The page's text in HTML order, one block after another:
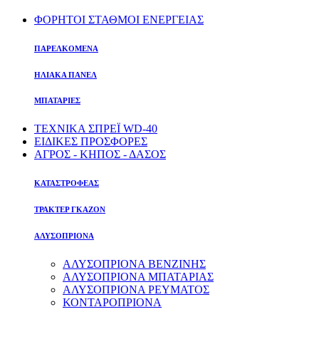
ΦΟΡΗΤΟΙ ΣΤΑΘΜΟΙ ΕΝΕΡΓΕΙΑΣ
ΠΑΡΕΛΚΟΜΕΝΑ
ΗΛΙΑΚΑ ΠΑΝΕΛ
ΜΠΑΤΑΡΙΕΣ
ΤΕΧΝΙΚΑ ΣΠΡΕΪ WD-40
ΕΙΔΙΚΕΣ ΠΡΟΣΦΟΡΕΣ
ΑΓΡΟΣ - ΚΗΠΟΣ - ΔΑΣΟΣ
ΚΑΤΑΣΤΡΟΦΕΑΣ
ΤΡΑΚΤΕΡ ΓΚΑΖΟΝ
ΑΛΥΣΟΠΡΙΟΝΑ
ΑΛΥΣΟΠΡΙΟΝΑ ΒΕΝΖΙΝΗΣ
ΑΛΥΣΟΠΡΙΟΝΑ ΜΠΑΤΑΡΙΑΣ
ΑΛΥΣΟΠΡΙΟΝΑ ΡΕΥΜΑΤΟΣ
ΚΟΝΤΑΡΟΠΡΙΟΝΑ